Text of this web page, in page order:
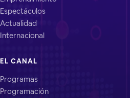
Espectáculos
Actualidad
Internacional
EL CANAL
Programas
Programación